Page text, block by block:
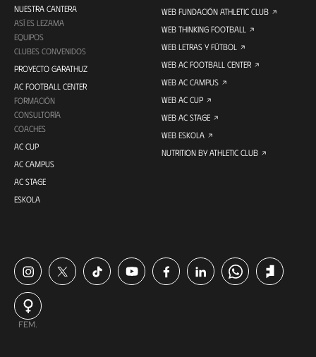
NUESTRA CANTERA
ASÍ ES LEZAMA
EQUIPOS
CLUBES CONVENIDOS
PROYECTO GARATHUZ
AC FOOTBALL CENTER
FORMACIÓN
CONSULTORÍA
COACHES
AC CUP
AC CAMPUS
AC STAGE
ESKOLA
WEB FUNDACIÓN ATHLETIC CLUB
WEB THINKING FOOTBALL
WEB LETRAS Y FÚTBOL
WEB AC FOOTBALL CENTER
WEB AC CAMPUS
WEB AC CUP
WEB AC STAGE
WEB ESKOLA
NUTRITION BY ATHLETIC CLUB
FEM.